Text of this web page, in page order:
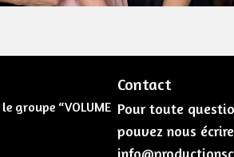
groupe “VOLUME
Contact
Pour toute
pouvez nous